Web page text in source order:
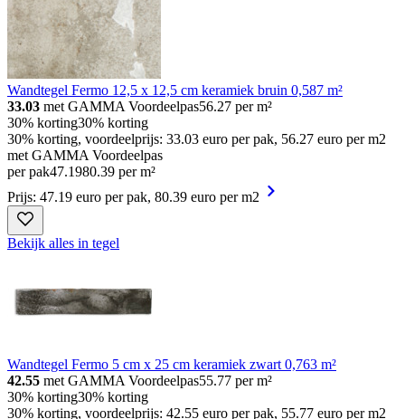
Wandtegel Fermo 12,5 x 12,5 cm keramiek bruin 0,587 m²
33.03 met GAMMA Voordeelpas56.27 per m²
30% korting30% korting
30% korting, voordeelprijs: 33.03 euro per pak, 56.27 euro per m2
met GAMMA Voordeelpas
per pak47.1980.39 per m²
Prijs: 47.19 euro per pak, 80.39 euro per m2
Bekijk alles in tegel
Wandtegel Fermo 5 cm x 25 cm keramiek zwart 0,763 m²
42.55 met GAMMA Voordeelpas55.77 per m²
30% korting30% korting
30% korting, voordeelprijs: 42.55 euro per pak, 55.77 euro per m2